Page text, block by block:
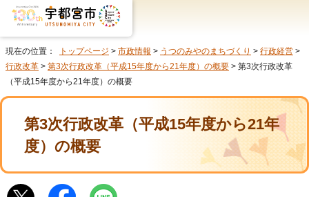
現在の位置： トップページ > 市政情報 > うつのみやのまちづくり > 行政経営 >
行政改革 > 第3次行政改革（平成15年度から21年度）の概要 > 第3次行政改革
（平成15年度から21年度）の概要
第3次行政改革（平成15年度から21年
度）の概要